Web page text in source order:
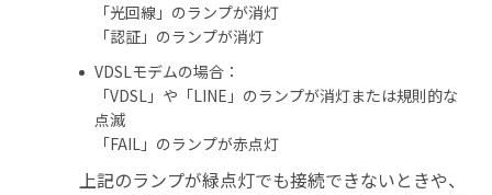
「光回線」のランプが消灯
「認証」のランプが消灯
VDSLモデムの場合：
「VDSL」や「LINE」のランプが消灯または規則的な
点滅
「FAIL」のランプが赤点灯
上記のランプが緑点灯でも接続できないときや、